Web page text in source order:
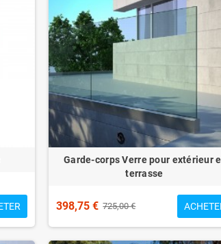
Garde-corps Verre pour extérieur
terrasse
398,75 € 725,00 €